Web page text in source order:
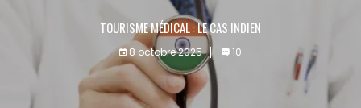
TOURISME MÉDICAL : LE CAS INDIEN
8 octobre 2025 10